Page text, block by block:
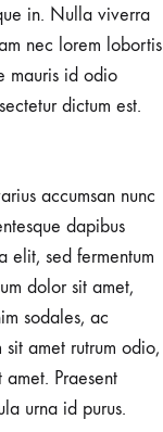
in. Nulla viverra
nec lorem lobortis
mauris id odio
dictum est.
accumsan nunc
dapibus
elit, sed fermentum
dolor sit amet,
sodales, ac
sit amet rutrum odio,
Praesent
urna id purus.